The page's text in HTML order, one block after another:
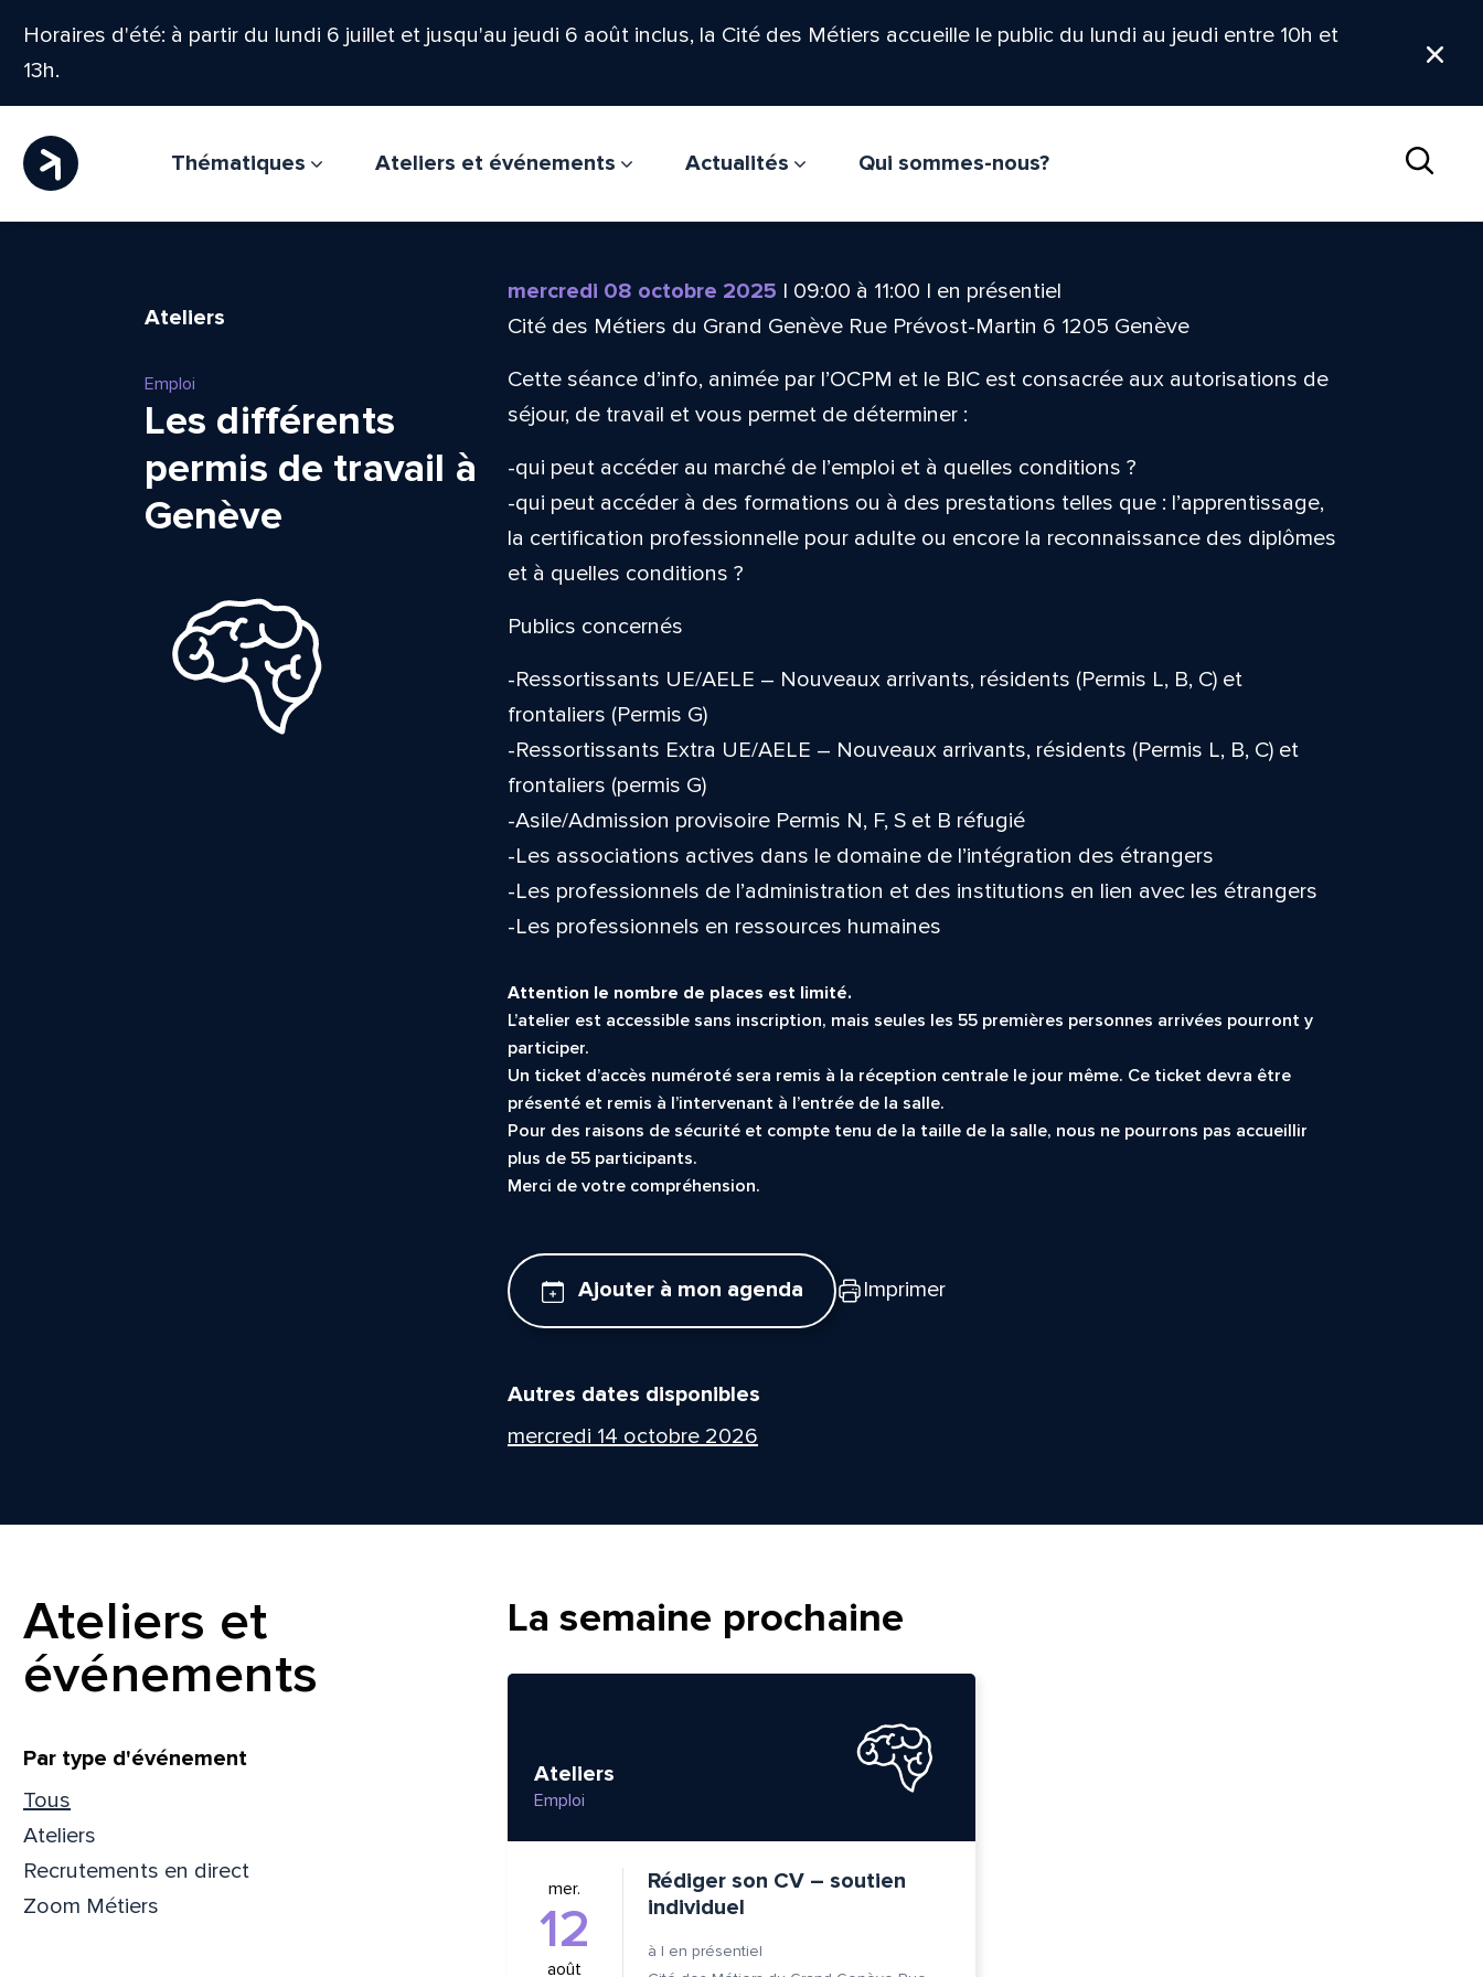
Horaires d'été: à partir du lundi 6 juillet et jusqu'au jeudi 6 août inclus, la Cité des Métiers accueille le public du lundi au jeudi entre 10h et
13h.
Thématiques Ateliers et événements Actualités
Qui sommes-nous?
Ateliers
Emploi
Les différents
permis de travail à
Genève
mercredi 08 octobre 2025 | 09:00 à 11:00 | en présentiel
Cité des Métiers du Grand Genève Rue Prévost-Martin 6 1205 Genève
Cette séance d’info, animée par l’OCPM et le BIC est consacrée aux autorisations de
séjour, de travail et vous permet de déterminer :
-qui peut accéder au marché de l’emploi et à quelles conditions ?
-qui peut accéder à des formations ou à des prestations telles que : l’apprentissage,
la certification professionnelle pour adulte ou encore la reconnaissance des diplômes
et à quelles conditions ?
Publics concernés
-Ressortissants UE/AELE – Nouveaux arrivants, résidents (Permis L, B, C) et
frontaliers (Permis G)
-Ressortissants Extra UE/AELE – Nouveaux arrivants, résidents (Permis L, B, C) et
frontaliers (permis G)
-Asile/Admission provisoire Permis N, F, S et B réfugié
-Les associations actives dans le domaine de l’intégration des étrangers
-Les professionnels de l’administration et des institutions en lien avec les étrangers
-Les professionnels en ressources humaines
Attention le nombre de places est limité.
L’atelier est accessible sans inscription, mais seules les 55 premières personnes arrivées pourront y
participer.
Un ticket d’accès numéroté sera remis à la réception centrale le jour même. Ce ticket devra être
présenté et remis à l’intervenant à l’entrée de la salle.
Pour des raisons de sécurité et compte tenu de la taille de la salle, nous ne pourrons pas accueillir
plus de 55 participants.
Merci de votre compréhension.
Ajouter à mon agenda Imprimer
Autres dates disponibles
mercredi 14 octobre 2026
Ateliers et
événements
Filtrer
Par type d'événement
Tous
Ateliers
Recrutements en direct
Zoom Métiers
La semaine prochaine
Ateliers
Emploi
mer.
12
août
Rédiger son CV – soutien
individuel
à | en présentiel
Quelle est la pertinence de cette
page?